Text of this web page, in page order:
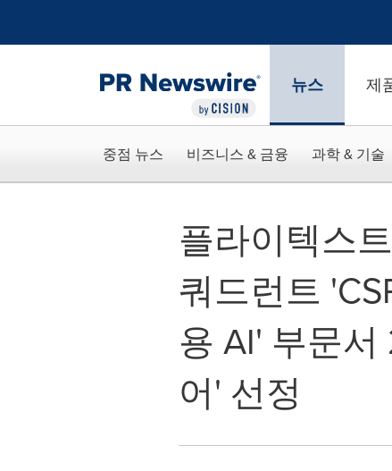
뉴스 제
중점 뉴스 비즈니스 & 금융 과학 & 기술
플라이텍스
쿼드런트
용 AI' 부문
어' 선정